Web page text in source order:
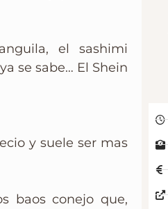
el sashimi
se sabe… El Shein
y suele ser mas
baos conejo que,